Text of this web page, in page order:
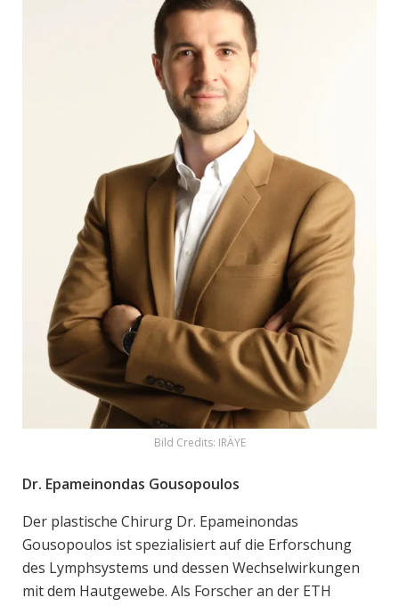
Bild Credits: IRÄYE
Dr. Epameinondas Gousopoulos
Der plastische Chirurg Dr. Epameinondas
Gousopoulos ist spezialisiert auf die Erforschung
des Lymphsystems und dessen Wechselwirkungen
mit dem Hautgewebe. Als Forscher an der ETH